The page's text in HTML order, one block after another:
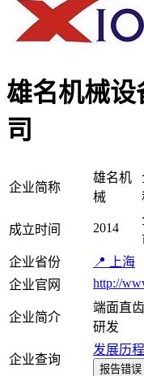
雄名机械
司
企业简称
雄名机
械
成立时间 2014
企业省份
📍 上海
企业官网
http://
企业简介
端面直
研发
企业查询
发展历程
报告错误